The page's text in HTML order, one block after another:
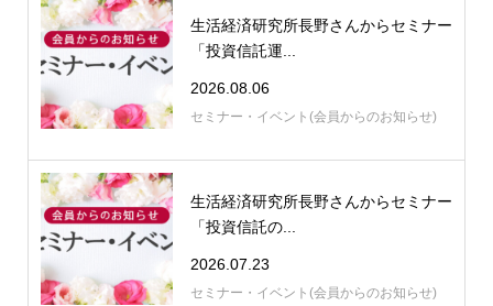
生活経済研究所長野さんからセミナー
「投資信託運...
2026.08.06
セミナー・イベント(会員からのお知らせ)
生活経済研究所長野さんからセミナー
「投資信託の...
2026.07.23
セミナー・イベント(会員からのお知らせ)